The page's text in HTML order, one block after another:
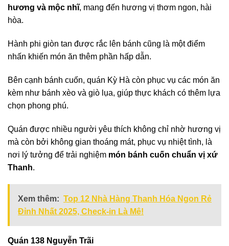
hương và mộc nhĩ, mang đến hương vị thơm ngon, hài
hòa.
Hành phi giòn tan được rắc lên bánh cũng là một điểm
nhấn khiến món ăn thêm phần hấp dẫn.
Bên cạnh bánh cuốn, quán Kỳ Hà còn phục vụ các món ăn
kèm như bánh xèo và giò lụa, giúp thực khách có thêm lựa
chọn phong phú.
Quán được nhiều người yêu thích không chỉ nhờ hương vị
mà còn bởi không gian thoáng mát, phục vụ nhiệt tình, là
nơi lý tưởng để trải nghiệm món bánh cuốn chuẩn vị xứ
Thanh.
Xem thêm: Top 12 Nhà Hàng Thanh Hóa Ngon Rẻ
Đỉnh Nhất 2025, Check-in Là Mê!
Quán 138 Nguyễn Trãi